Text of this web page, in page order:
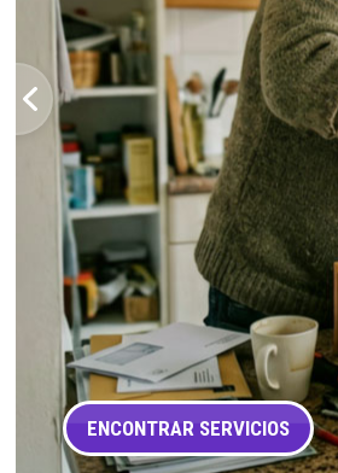
ENCONTRAR SERVICIOS